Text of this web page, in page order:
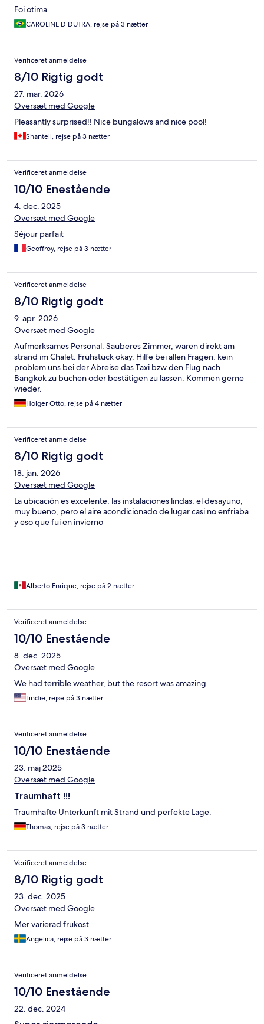
Foi otima
CAROLINE D DUTRA, rejse på 3 nætter
Verificeret anmeldelse
8/10 Rigtig godt
27. mar. 2026
Oversæt med Google
Pleasantly surprised!! Nice bungalows and nice pool!
Shantell, rejse på 3 nætter
Verificeret anmeldelse
10/10 Enestående
4. dec. 2025
Oversæt med Google
Séjour parfait
Geoffroy, rejse på 3 nætter
Verificeret anmeldelse
8/10 Rigtig godt
9. apr. 2026
Oversæt med Google
Aufmerksames Personal. Sauberes Zimmer, waren direkt am
strand im Chalet. Frühstück okay. Hilfe bei allen Fragen, kein
problem uns bei der Abreise das Taxi bzw den Flug nach
Bangkok zu buchen oder bestätigen zu lassen. Kommen gerne
wieder.
Holger Otto, rejse på 4 nætter
Verificeret anmeldelse
8/10 Rigtig godt
18. jan. 2026
Oversæt med Google
La ubicación es excelente, las instalaciones lindas, el desayuno,
muy bueno, pero el aire acondicionado de lugar casi no enfriaba
y eso que fui en invierno
Alberto Enrique, rejse på 2 nætter
Verificeret anmeldelse
10/10 Enestående
8. dec. 2025
Oversæt med Google
We had terrible weather, but the resort was amazing
Lindie, rejse på 3 nætter
Verificeret anmeldelse
10/10 Enestående
23. maj 2025
Oversæt med Google
Traumhaft !!!
Traumhafte Unterkunft mit Strand und perfekte Lage.
Thomas, rejse på 3 nætter
Verificeret anmeldelse
8/10 Rigtig godt
23. dec. 2025
Oversæt med Google
Mer varierad frukost
Angelica, rejse på 3 nætter
Verificeret anmeldelse
10/10 Enestående
22. dec. 2024